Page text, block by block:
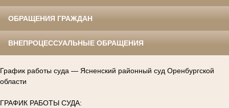
ОБРАЩЕНИЯ ГРАЖДАН
ВНЕПРОЦЕССУАЛЬНЫЕ ОБРАЩЕНИЯ
График работы суда — Ясненский районный суд Оренбургской
области
ГРАФИК РАБОТЫ СУДА: